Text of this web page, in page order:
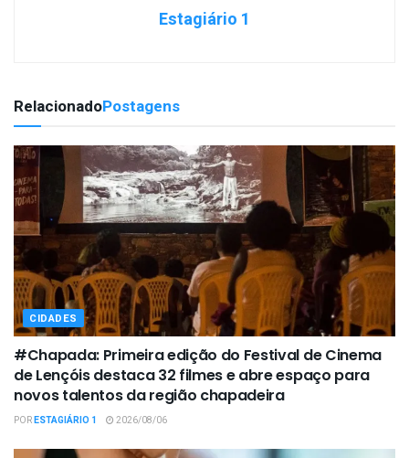
Estagiário 1
RelacionadoPostagens
CIDADES
#Chapada: Primeira edição do Festival de Cinema
de Lençóis destaca 32 filmes e abre espaço para
novos talentos da região chapadeira
PORESTAGIÁRIO 1 2026/08/06